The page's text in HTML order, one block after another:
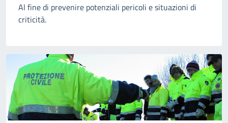
Al fine di prevenire potenziali pericoli e situazioni di
criticità.